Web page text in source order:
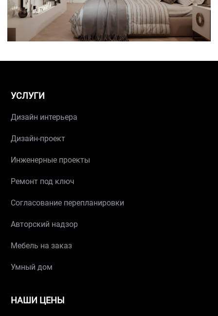
УСЛУГИ
Дизайн интерьера
Дизайн-проект
Инженерные проекты
Ремонт под ключ
Согласование перепланировки
Авторский надзор
Мебель на заказ
Умный дом
НАШИ ЦЕНЫ